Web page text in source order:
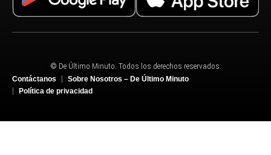
© De Último Minuto. Todos los derechos reservados.
Contáctanos
Sobre Nosotros – De Último Minuto
Política de privacidad